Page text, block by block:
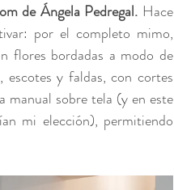
de Ángela Pedregal. Hace
por el completo mimo,
flores bordadas a modo de
escotes y faldas, con cortes
manual sobre tela (y en este
mi elección), permitiendo